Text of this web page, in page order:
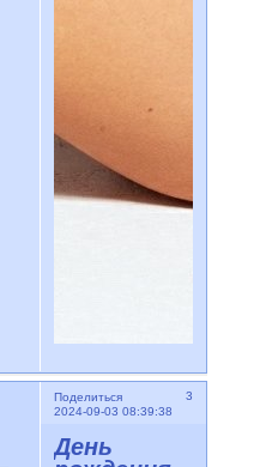
Поделиться
3
2024-09-03 08:39:38
День